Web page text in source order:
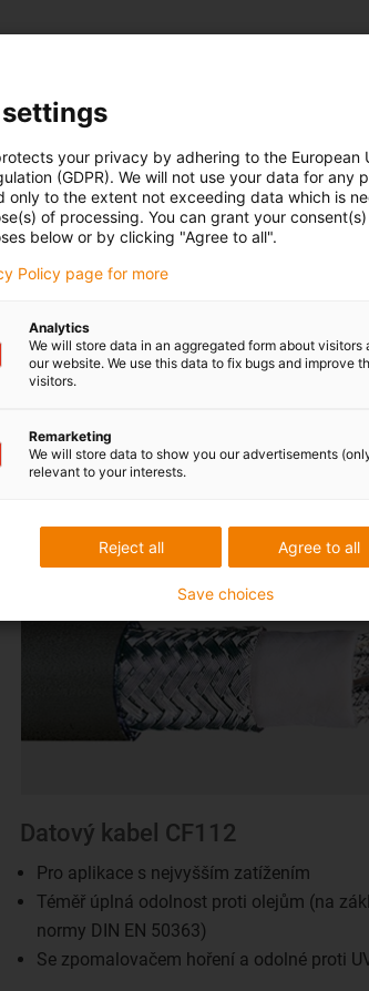
Servo kabel CF27
Pro aplikace s nejvyšším zatížením
normy DIN EN 50363-10-2)
Se zpomalovačem hoření a odolné proti
Datový kabel CF112
Pro aplikace s nejvyšším zatížením
Téměř úplná odolnost proti olejům (na
normy DIN EN 50363)
Se zpomalovačem hoření a odolné proti
your privacy by adhering to the European
(GDPR). We will not use your data for any
only to the extent not exceeding data which is
of processing. You can grant your
below or by clicking "Agree to all".
Policy page for more
Analytics
We will store data in an aggregated form about visitors
our website. We use this data to fix bugs and improve
visitors.
Remarketing
We will store data to show you our advertisements
relevant to your interests.
Agree to all
Reject all
Save choices